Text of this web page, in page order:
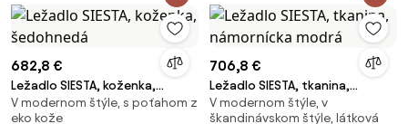
682,8 €
Ležadlo SIESTA, koženka,
šedohnedá
V modernom štýle, s poťahom z
eko kože
706,8 €
Ležadlo SIESTA, tkanina,
námornícka modrá
V modernom štýle, v
škandinávskom štýle, látková